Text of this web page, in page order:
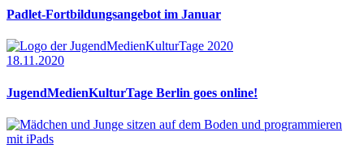
Padlet-Fortbildungsangebot im Januar
18.11.2020
JugendMedienKulturTage Berlin goes online!